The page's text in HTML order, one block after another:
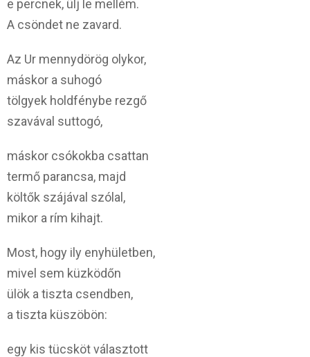
e percnek, ülj le mellém.
A csöndet ne zavard.
Az Ur mennydörög olykor,
máskor a suhogó
tölgyek holdfénybe rezgő
szavával suttogó,
máskor csókokba csattan
termő parancsa, majd
költők szájával szólal,
mikor a rím kihajt.
Most, hogy ily enyhületben,
mivel sem küzködőn
ülök a tiszta csendben,
a tiszta küszöbön:
egy kis tücsköt választott